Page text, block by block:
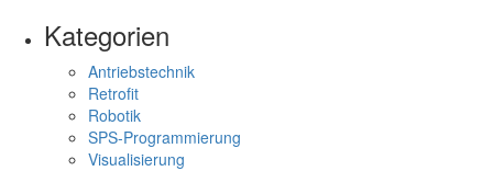
Kategorien
Antriebstechnik
Retrofit
Robotik
SPS-Programmierung
Visualisierung